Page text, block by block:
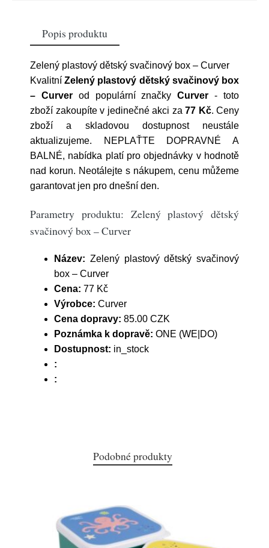
Popis produktu
Zelený plastový dětský svačinový box – Curver
KvalitníZelený plastový dětský svačinový box
– Curverod populární značkyCurver - toto
zboží zakoupíte v jedinečné akci za 77 Kč. Ceny
zboží a skladovou dostupnost neustále
aktualizujeme. NEPLAŤTE DOPRAVNÉ A
BALNÉ, nabídka platí pro objednávky v hodnotě
nad korun. Neotálejte s nákupem, cenu můžeme
garantovat jen pro dnešní den.
Parametry produktu: Zelený plastový dětský
svačinový box – Curver
Název: Zelený plastový dětský svačinový
box – Curver
Cena: 77 Kč
Výrobce: Curver
Cena dopravy: 85.00 CZK
Poznámka k dopravě: ONE (WE|DO)
Dostupnost: in_stock
:
:
Podobné produkty